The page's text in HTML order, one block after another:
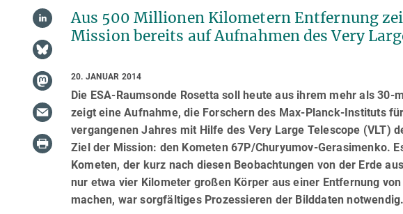
Aus 500 Millionen Kilometern Entfernung
Mission bereits auf Aufnahmen des Very
20. JANUAR 2014
Die ESA-Raumsonde Rosetta soll heute aus ihrem mehr als
zeigt eine Aufnahme, die Forschern des Max-Planck-Instituts
vergangenen Jahres mit Hilfe des Very Large Telescope (VLT)
Ziel der Mission: den Kometen 67P/Churyumov-Gerasimenko.
Kometen, der kurz nach diesen Beobachtungen von der Erde
nur etwa vier Kilometer großen Körper aus einer Entfernung
machen, war sorgfältiges Prozessieren der Bilddaten notwendig.